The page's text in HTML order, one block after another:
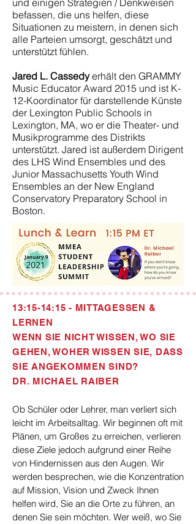
und einigen Strategien / Denkweisen
befassen, die uns helfen, diese
Situationen zu meistern, in denen sich
alle Parteien umsorgt, geschätzt und
unterstützt fühlen.
Jared L. Cassedyerhält den GRAMMY
Music Educator Award 2015 und ist K-
12-Koordinator für darstellende Künste
der Lexington Public Schools in
Lexington, MA, wo er die Theater- und
Musikprogramme des Distrikts
unterstützt. Jared ist außerdem Dirigent
des LHS Wind Ensembles und des
Junior Massachusetts Youth Wind
Ensembles an der New England
Conservatory Preparatory School in
Boston.
13:15-14:15 - MITTAGESSEN &
LERNEN
WENN SIE NICHT WISSEN, WO SIE
GEHEN, WOHER WISSEN SIE, DASS
SIE ANGEKOMMEN SIND?
DR. MICHAEL RAIBER
Ob Schüler oder Lehrer, man verliert sich
leicht im Arbeitsalltag. Wir beginnen oft mit
Plänen, um Großes zu erreichen, verlieren
diese Ziele jedoch aufgrund einer Reihe
von Hindernissen aus den Augen. Wir
werden besprechen, wie die Konzentration
auf Mission, Vision und Zweck Ihnen
helfen wird, Sie an die Orte zu führen, an
denen Sie sein möchten. Wer weiß, wo Sie